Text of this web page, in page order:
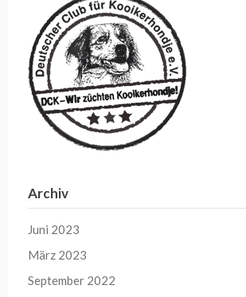
Archiv
Juni 2023
März 2023
September 2022